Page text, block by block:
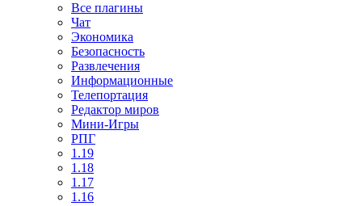
Все плагины
Чат
Экономика
Безопасность
Развлечения
Информационные
Телепортация
Редактор миров
Мини-Игры
РПГ
1.19
1.18
1.17
1.16